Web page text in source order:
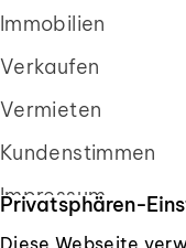
Immobilien
Verkaufen
Vermieten
Kundenstimmen
Impressum
Privatsphären-
Diese Webseite